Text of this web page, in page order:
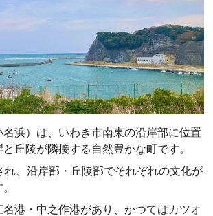
浜）は、いわき市南東の沿岸部に位置
丘陵が隣接する自然豊かな町です。
、沿岸部・丘陵部でそれぞれの文化が
港・中之作港があり、かつてはカツオ